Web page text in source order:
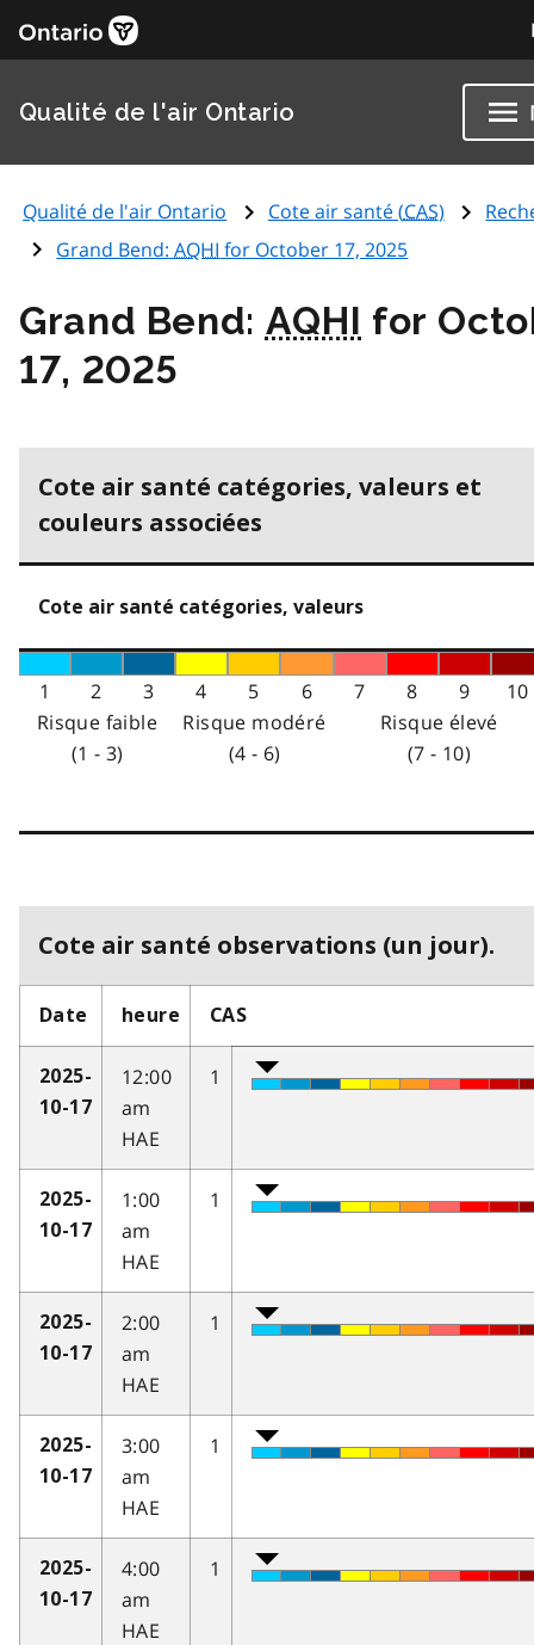
Qualité de l'air Ontario
Qualité de l'air Ontario Cote air santé (CAS)
Grand Bend:AQHI for October 17, 2025
Grand Bend: AQHI for
17, 2025
Cote air santé catégories, valeurs et
couleurs associées
Cote air santé catégories, valeurs
1 2 3 4 5 6 7 8 9
10
Risque faible
(1 - 3)
Risque modéré
(4 - 6)
Risque élevé
(7 - 10)
Cote air santé observations (un jour).
Date heure CAS
2025-
10-17
12:00
am
HAE
1
2025-
10-17
1:00
am
HAE
1
2025-
10-17
2:00
am
HAE
1
2025-
10-17
3:00
am
HAE
1
2025-
10-17
4:00
am
HAE
1